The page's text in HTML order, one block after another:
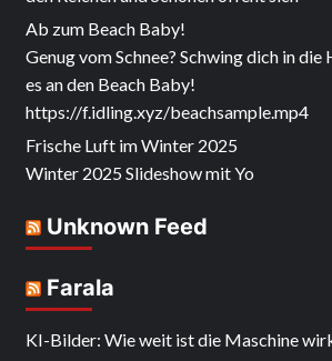
Ab zum Beach Baby!
Genug vom Schnee? Schwing dich in
es an den Beach Baby!
https://f.idling.xyz/beachsample.mp4
Frische Luft im Winter 2025
Winter 2025 Slideshow mit Yo
Unknown Feed
Farala
KI-Bilder: Wie weit ist die Maschine